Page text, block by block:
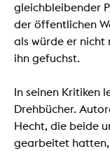
gleichbleibender
der öffentlichen
als würde er nicht
ihn gefuchst.
In seinen Kritiken
Drehbücher.
Hecht, die beide
gearbeitet hatten,